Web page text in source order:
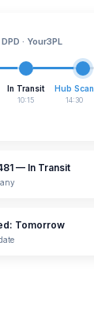
· Your3PL
In Transit
10:15
Hub Scan
14:30
— In Transit
Tomorrow